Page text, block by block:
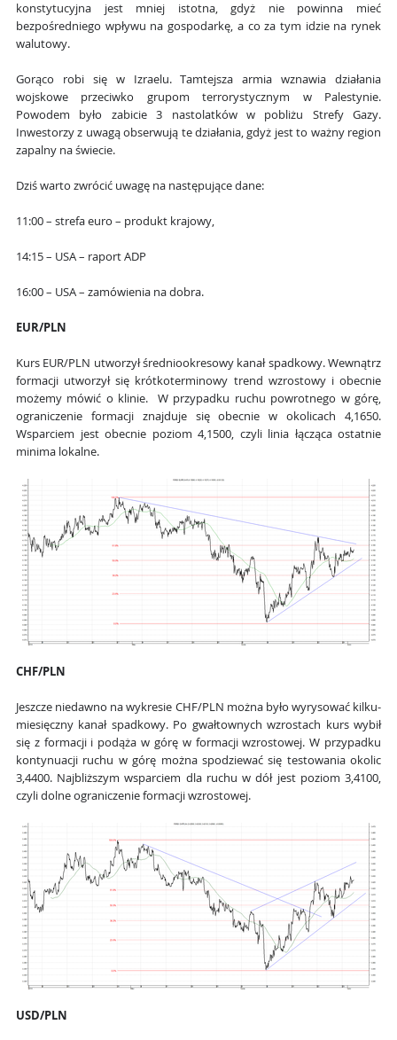
konstytucyjna jest mniej istotna, gdyż nie powinna mieć
bezpośredniego wpływu na gospodarkę, a co za tym idzie na rynek
walutowy.
Gorąco robi się w Izraelu. Tamtejsza armia wznawia działania
wojskowe przeciwko grupom terrorystycznym w Palestynie.
Powodem było zabicie 3 nastolatków w pobliżu Strefy Gazy.
Inwestorzy z uwagą obserwują te działania, gdyż jest to ważny region
zapalny na świecie.
Dziś warto zwrócić uwagę na następujące dane:
11:00 – strefa euro – produkt krajowy,
14:15 – USA – raport ADP
16:00 – USA – zamówienia na dobra.
EUR/PLN
Kurs EUR/PLN utworzył średniookresowy kanał spadkowy. Wewnątrz
formacji utworzył się krótkoterminowy trend wzrostowy i obecnie
możemy mówić o klinie. W przypadku ruchu powrotnego w górę,
ograniczenie formacji znajduje się obecnie w okolicach 4,1650.
Wsparciem jest obecnie poziom 4,1500, czyli linia łącząca ostatnie
minima lokalne.
CHF/PLN
Jeszcze niedawno na wykresie CHF/PLN można było wyrysować kilku-
miesięczny kanał spadkowy. Po gwałtownych wzrostach kurs wybił
się z formacji i podąża w górę w formacji wzrostowej. W przypadku
kontynuacji ruchu w górę można spodziewać się testowania okolic
3,4400. Najbliższym wsparciem dla ruchu w dół jest poziom 3,4100,
czyli dolne ograniczenie formacji wzrostowej.
USD/PLN